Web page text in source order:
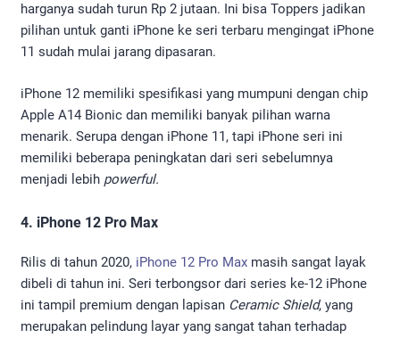
harganya sudah turun Rp 2 jutaan. Ini bisa Toppers jadikan
pilihan untuk ganti iPhone ke seri terbaru mengingat iPhone
11 sudah mulai jarang dipasaran.
iPhone 12 memiliki spesifikasi yang mumpuni dengan chip
Apple A14 Bionic dan memiliki banyak pilihan warna
menarik. Serupa dengan iPhone 11, tapi iPhone seri ini
memiliki beberapa peningkatan dari seri sebelumnya
menjadi lebih powerful.
4. iPhone 12 Pro Max
Rilis di tahun 2020, iPhone 12 Pro Max masih sangat layak
dibeli di tahun ini. Seri terbongsor dari series ke-12 iPhone
ini tampil premium dengan lapisan Ceramic Shield, yang
merupakan pelindung layar yang sangat tahan terhadap